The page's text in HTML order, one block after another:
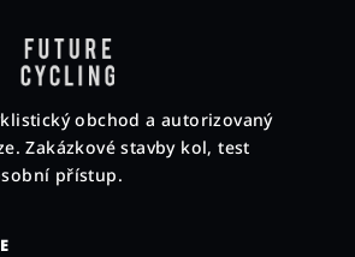
obchod a autorizovaný
Zakázkové stavby kol, test
přístup.